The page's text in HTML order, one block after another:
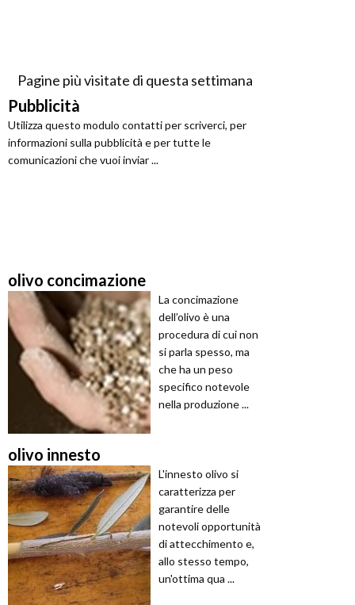
Pagine più visitate di questa settimana
Pubblicità
Utilizza questo modulo contatti per scriverci, per
informazioni sulla pubblicità e per tutte le
comunicazioni che vuoi inviar ...
olivo concimazione
La concimazione
dell’olivo è una
procedura di cui non
si parla spesso, ma
che ha un peso
specifico notevole
nella produzione ...
olivo innesto
L'innesto olivo si
caratterizza per
garantire delle
notevoli opportunità
di attecchimento e,
allo stesso tempo,
un'ottima qua ...